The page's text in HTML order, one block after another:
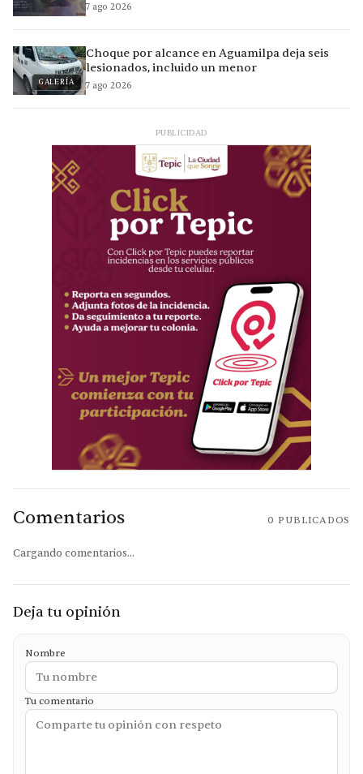
7 ago 2026
GALERÍA
Choque por alcance en Aguamilpa deja seis
lesionados, incluido un menor
7 ago 2026
PUBLICIDAD
Comentarios 0 PUBLICADOS
Cargando comentarios...
Deja tu opinión
Nombre
Tu comentario